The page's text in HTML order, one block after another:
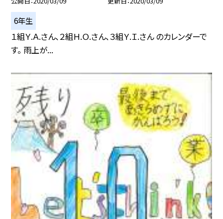
6年生
１組Ｙ.Ａ.さん、２組Ｈ.Ｏ.さん、３組Ｙ.Ｉ.さん のカレンダーで
す。 雨上が...